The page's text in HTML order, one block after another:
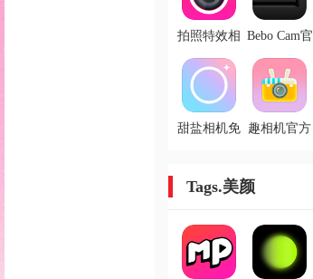
拍照特效相 Bebo Cam官
甜盐相机免 趣相机官方
Tags.美颜